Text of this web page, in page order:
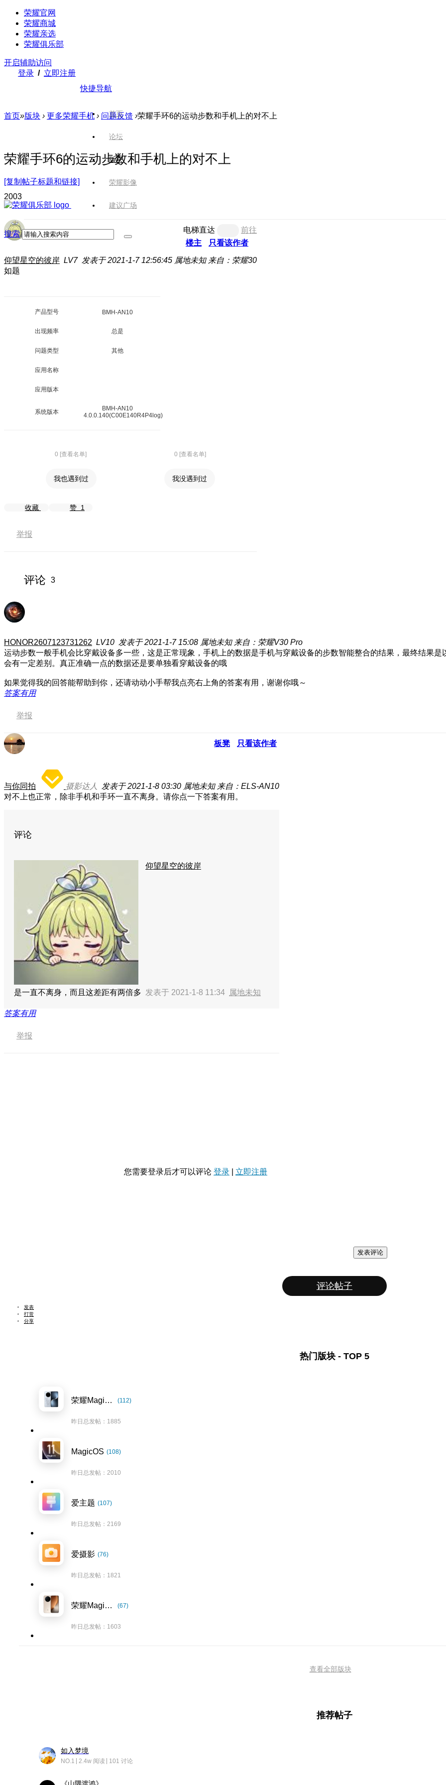
荣耀官网
荣耀商城
荣耀亲选
荣耀俱乐部
开启辅助访问
登录 / 立即注册
快捷导航
首页
论坛
版块
荣耀影像
建议广场
搜索
首页»版块 › 更多荣耀手机 › 问题反馈 ›荣耀手环6的运动步数和手机上的对不上
荣耀手环6的运动步数和手机上的对不上
[复制帖子标题和链接]
2003
电梯直达
前往
楼主
只看该作者
仰望星空的彼岸 LV7 发表于 2021-1-7 12:56:45 属地未知 来自：荣耀30
如题
产品型号 BMH-AN10
出现频率 总是
问题类型 其他
应用名称
应用版本
系统版本
BMH-AN10
4.0.0.140(C00E140R4P4log)
0 [查看名单] 0 [查看名单]
我也遇到过 我没遇到过
收藏 赞 1
举报
评论 3
HONOR2607123731262 LV10 发表于 2021-1-7 15:08 属地未知 来自：荣耀V30 Pro
运动步数一般手机会比穿戴设备多一些，这是正常现象，手机上的数据是手机与穿戴设备的步数智能整合的结果，最终结果
会有一定差别。真正准确一点的数据还是要单独看穿戴设备的哦
如果觉得我的回答能帮助到你，还请动动小手帮我点亮右上角的答案有用，谢谢你哦～
答案有用
举报
板凳 只看该作者
与你同拍 摄影达人 发表于 2021-1-8 03:30 属地未知 来自：ELS-AN10
对不上也正常，除非手机和手环一直不离身。请你点一下答案有用。
评论
仰望星空的彼岸
是一直不离身，而且这差距有两倍多 发表于 2021-1-8 11:34 属地未知
答案有用
举报
您需要登录后才可以评论 登录 立即注册
发表评论
评论帖子
发表
打赏
分享
热门版块 - TOP 5
荣耀Magic7系列 (112)
昨日总发帖：1885
MagicOS (108)
昨日总发帖：2010
爱主题 (107)
昨日总发帖：2169
爱摄影 (76)
昨日总发帖：1821
荣耀Magic8系列 (67)
昨日总发帖：1603
查看全部版块
推荐帖子
如入梦境
NO.1 2.4w 阅读 101 讨论